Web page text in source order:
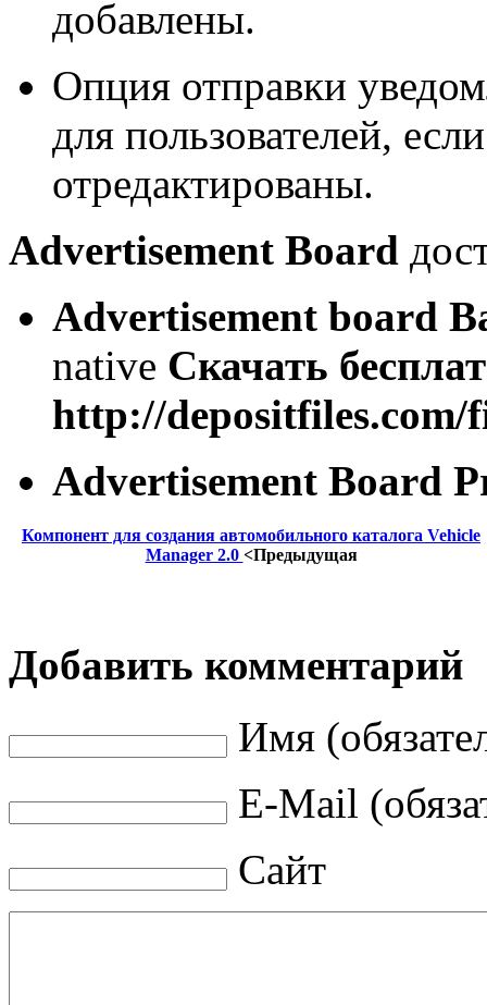
добавлены.
Опция отправки
для пользователей,
отредактированы.
Advertisement Board
Advertisement board
native Скачать
http://depositfiles.com/
Advertisement Board
Компонент для создания автомобильного каталога Vehicle
Manager 2.0 <Предыдущая
Добавить комментарий
Имя
E-Mail
Сайт